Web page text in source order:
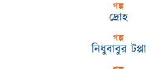
গল্প
দ্রোহ
গল্প
নিধুবাবুর টপ্পা